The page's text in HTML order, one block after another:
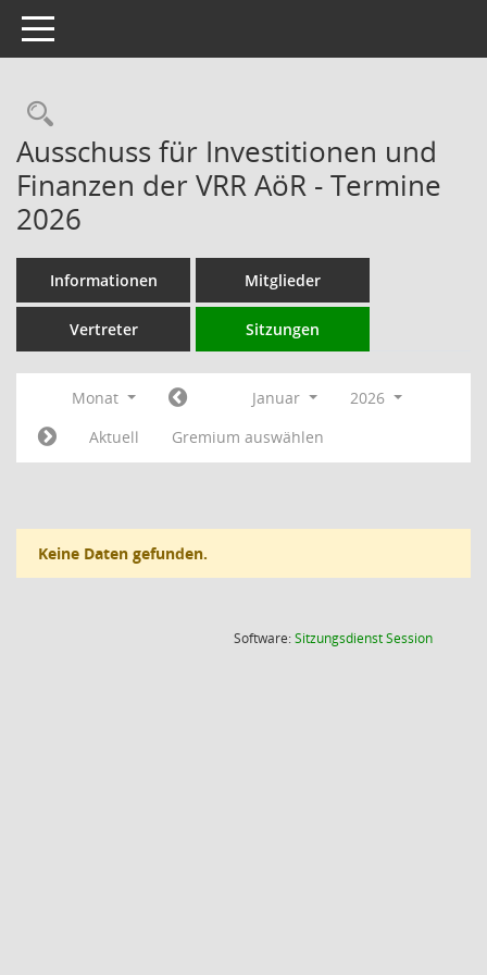
Toggle navigation
Rechercheauswahl
Ausschuss für Investitionen und
Finanzen der VRR AöR - Termine
2026
Informationen Mitglieder
Vertreter Sitzungen
Monat Januar
2026
Aktuell
Gremium auswählen
Keine Daten gefunden.
Software:SitzungsdienstSession(Wird in